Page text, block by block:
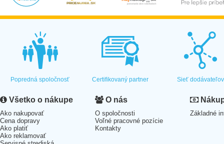
Popredná spoločnosť Certifikovaný partner Sieť dodávateľov
Všetko o nákupe
Ako nakupovať
Cena dopravy
Ako platiť
Ako reklamovať
O nás
O spoločnosti
Voľné pracovné pozície
Kontakty
Základné